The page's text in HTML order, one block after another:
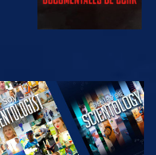
EXPLORA LAS
SERIES